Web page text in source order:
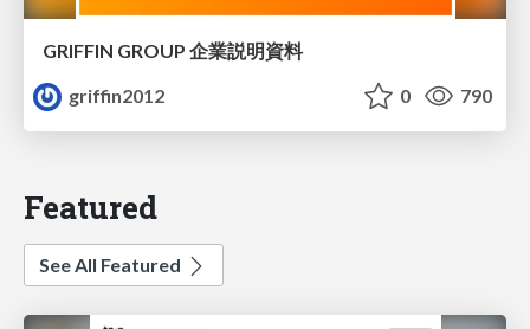
GRIFFIN GROUP 企業説明資料
griffin2012
0 790
Featured
See All Featured